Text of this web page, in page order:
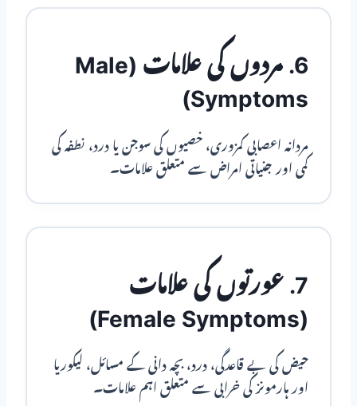
6. مردوں کی علامات (Male
Symptoms)
مردانہ اعصابی کمزوری، خصیوں کی سوجن یا درد، نطفہ کی
کمی اور جنیاتی امراض سے متعلق علامات۔
7. عورتوں کی علامات
(Female Symptoms)
حیض کی بے قاعدگی، درد، بچہ دانی کے مسائل، لیکوریا
اور ہارمونز کی خرابی سے متعلق اہم علامات۔